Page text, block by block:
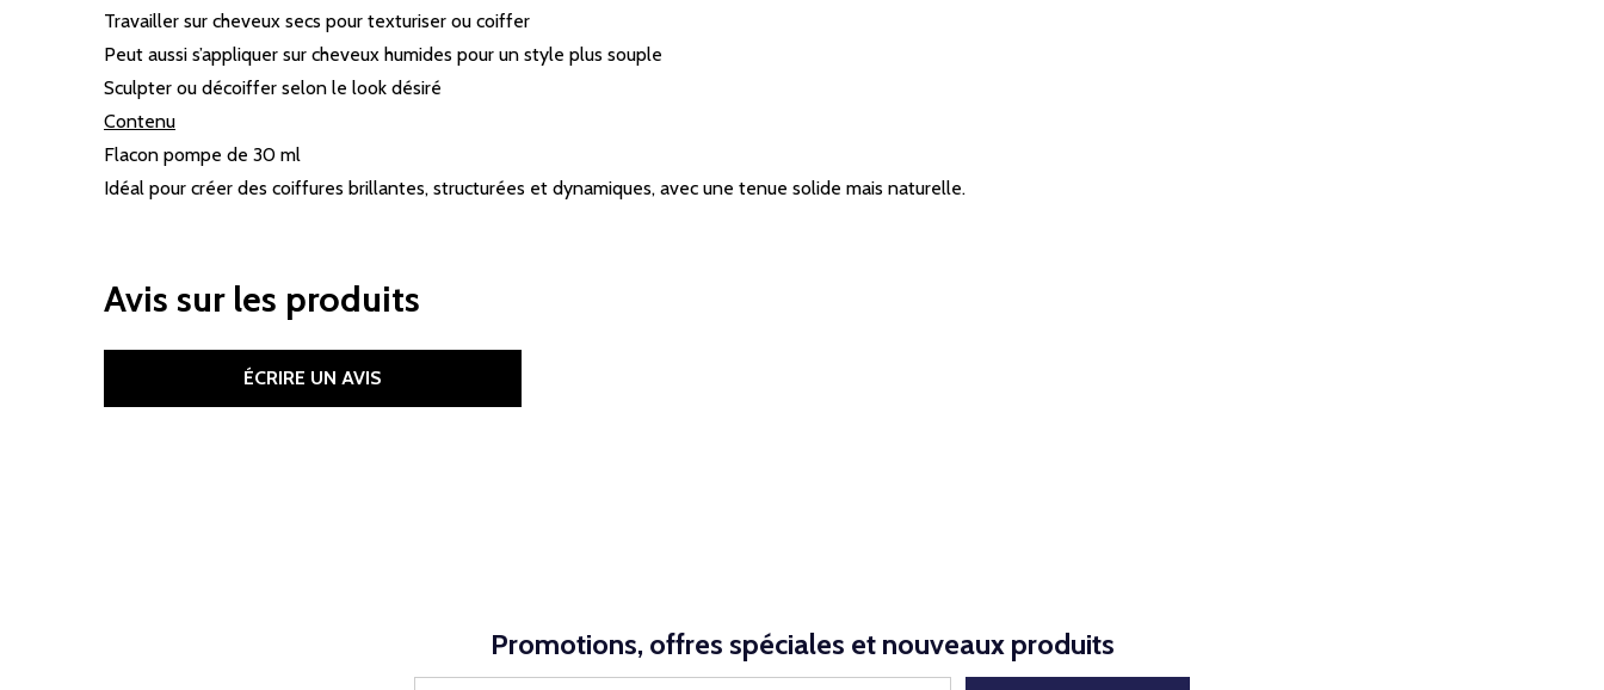
Travailler sur cheveux secs pour texturiser ou coiffer
Peut aussi s’appliquer sur cheveux humides pour un style plus souple
Sculpter ou décoiffer selon le look désiré
Contenu
Flacon pompe de 30 ml
Idéal pour créer des coiffures brillantes, structurées et dynamiques, avec une tenue solide mais naturelle.
Avis sur les produits
ÉCRIRE UN AVIS
Promotions, offres spéciales et nouveaux produits